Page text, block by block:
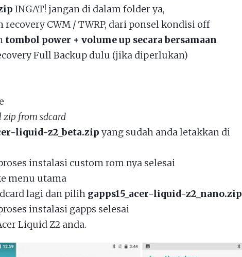
INGAT! jangan di dalam folder ya,
recovery CWM / TWRP, dari ponsel kondisi off
tombol power + volume up secara bersamaan
Full Backup dulu (jika diperlukan)
zip from sdcard
liquid-z2_beta.zip yang sudah anda letakkan di
instalasi custom rom nya selesai
menu utama
lagi dan pilih gapps15_acer-liquid-z2_nano.zip
instalasi gapps selesai
Liquid Z2 anda.